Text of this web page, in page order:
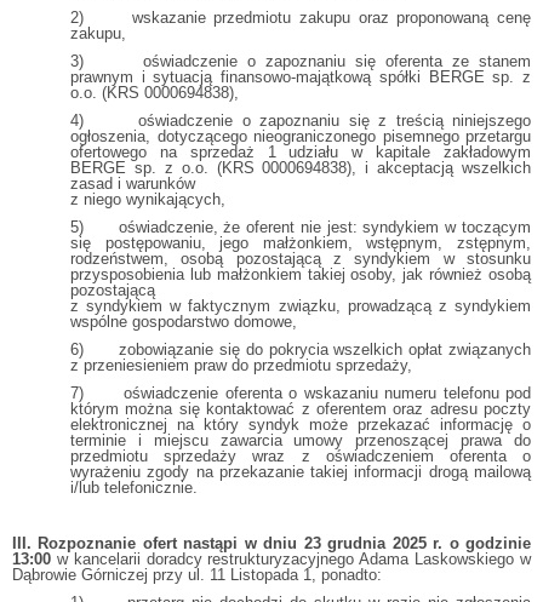
2) wskazanie przedmiotu zakupu oraz proponowaną cenę
zakupu,
3) oświadczenie o zapoznaniu się oferenta ze stanem
prawnym i sytuacją finansowo-majątkową spółki BERGE sp. z
o.o. (KRS 0000694838),
4) oświadczenie o zapoznaniu się z treścią niniejszego
ogłoszenia, dotyczącego nieograniczonego pisemnego przetargu
ofertowego na sprzedaż 1 udziału w kapitale zakładowym
BERGE sp. z o.o. (KRS 0000694838), i akceptacją wszelkich
zasad i warunków
z niego wynikających,
5) oświadczenie, że oferent nie jest: syndykiem w toczącym
się postępowaniu, jego małżonkiem, wstępnym, zstępnym,
rodzeństwem, osobą pozostającą z syndykiem w stosunku
przysposobienia lub małżonkiem takiej osoby, jak również osobą
pozostającą
z syndykiem w faktycznym związku, prowadzącą z syndykiem
wspólne gospodarstwo domowe,
6) zobowiązanie się do pokrycia wszelkich opłat związanych
z przeniesieniem praw do przedmiotu sprzedaży,
7) oświadczenie oferenta o wskazaniu numeru telefonu pod
którym można się kontaktować z oferentem oraz adresu poczty
elektronicznej na który syndyk może przekazać informację o
terminie i miejscu zawarcia umowy przenoszącej prawa do
przedmiotu sprzedaży wraz z oświadczeniem oferenta o
wyrażeniu zgody na przekazanie takiej informacji drogą mailową
i/lub telefonicznie.
III. Rozpoznanie ofert nastąpi w dniu 23 grudnia 2025 r. o godzinie
13:00 w kancelarii doradcy restrukturyzacyjnego Adama Laskowskiego w
Dąbrowie Górniczej przy ul. 11 Listopada 1, ponadto: